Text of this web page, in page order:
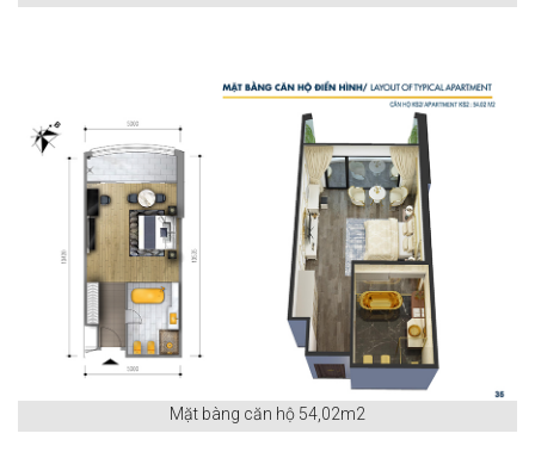
Mặt bàng căn hộ 54,02m2